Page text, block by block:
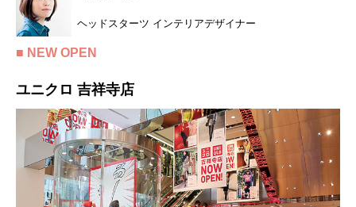
ヘッドスターツ インテリアデザイナー
■ NEW OPEN
ユニクロ 吉祥寺店